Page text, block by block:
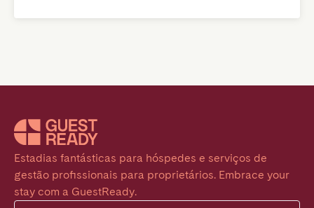
Estadias fantásticas para hóspedes e serviços de
gestão profissionais para proprietários. Embrace your
stay com a GuestReady.